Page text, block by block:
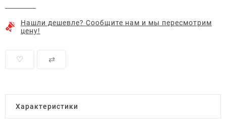
Нашли дешевле? Сообщите нам и мы пересмотрим
цену!
♡ ⇄
Характеристики